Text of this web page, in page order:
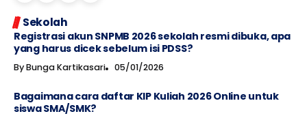
Sekolah
Registrasi akun SNPMB 2026 sekolah resmi dibuka, apa
yang harus dicek sebelum isi PDSS?
ByBunga Kartikasari 05/01/2026
Bagaimana cara daftar KIP Kuliah 2026 Online untuk
siswa SMA/SMK?